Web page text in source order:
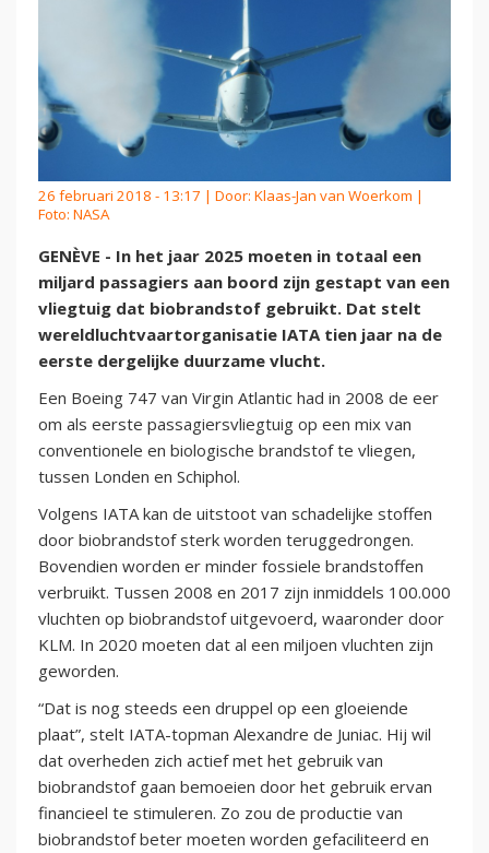
26 februari 2018 - 13:17 | Door: Klaas-Jan van Woerkom |
Foto: NASA
GENÈVE - In het jaar 2025 moeten in totaal een
miljard passagiers aan boord zijn gestapt van een
vliegtuig dat biobrandstof gebruikt. Dat stelt
wereldluchtvaartorganisatie IATA tien jaar na de
eerste dergelijke duurzame vlucht.
Een Boeing 747 van Virgin Atlantic had in 2008 de eer
om als eerste passagiersvliegtuig op een mix van
conventionele en biologische brandstof te vliegen,
tussen Londen en Schiphol.
Volgens IATA kan de uitstoot van schadelijke stoffen
door biobrandstof sterk worden teruggedrongen.
Bovendien worden er minder fossiele brandstoffen
verbruikt. Tussen 2008 en 2017 zijn inmiddels 100.000
vluchten op biobrandstof uitgevoerd, waaronder door
KLM. In 2020 moeten dat al een miljoen vluchten zijn
geworden.
“Dat is nog steeds een druppel op een gloeiende
plaat”, stelt IATA-topman Alexandre de Juniac. Hij wil
dat overheden zich actief met het gebruik van
biobrandstof gaan bemoeien door het gebruik ervan
financieel te stimuleren. Zo zou de productie van
biobrandstof beter moeten worden gefaciliteerd en